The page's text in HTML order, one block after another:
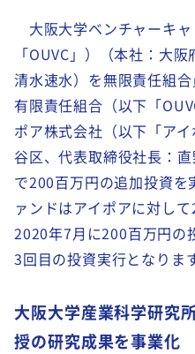
大阪大学ベンチャーキ
「OUVC」）（本社：大
清水速水）を無限責任組
有限責任組合（以下「
ポア株式会社（以下「ア
谷区、代表取締役社長：
で200百万円の追加投資を
ァンドはアイポアに対し
2020年7月に200百万円の
3回目の投資実行となります
大阪大学産業科学研究
授の研究成果を事業化